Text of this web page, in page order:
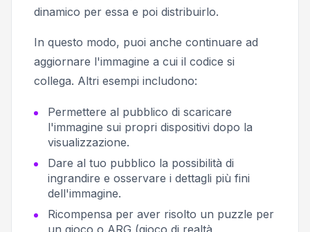
dinamico per essa e poi distribuirlo.
In questo modo, puoi anche continuare ad
aggiornare l'immagine a cui il codice si
collega. Altri esempi includono:
Permettere al pubblico di scaricare
l'immagine sui propri dispositivi dopo la
visualizzazione.
Dare al tuo pubblico la possibilità di
ingrandire e osservare i dettagli più fini
dell'immagine.
Ricompensa per aver risolto un puzzle per
un gioco o ARG (gioco di realtà